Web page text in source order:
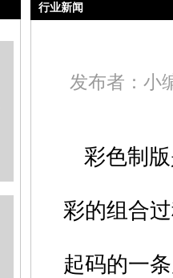
行业新闻
发布者：小
彩色制
彩的组合
起码的一